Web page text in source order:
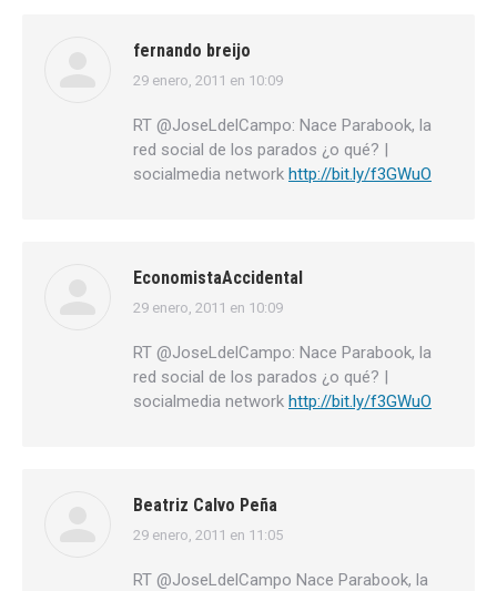
fernando breijo
dice:
29 enero, 2011 en 10:09
RT @JoseLdelCampo: Nace Parabook, la
red social de los parados ¿o qué? |
socialmedia network http://bit.ly/f3GWuO
EconomistaAccidental
dice:
29 enero, 2011 en 10:09
RT @JoseLdelCampo: Nace Parabook, la
red social de los parados ¿o qué? |
socialmedia network http://bit.ly/f3GWuO
Beatriz Calvo Peña
dice:
29 enero, 2011 en 11:05
RT @JoseLdelCampo Nace Parabook, la